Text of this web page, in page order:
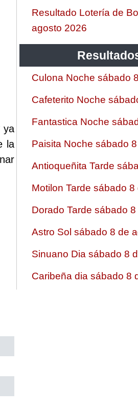
ya
la
Resultado Lotería de
agosto 2026
Culona Noche sábado
Cafeterito Noche
Fantastica Noche
Paisita Noche sábado
Antioqueñita Tarde
Motilon Tarde sábado
Dorado Tarde sábado
Astro Sol sábado 8 de
Sinuano Dia sábado 8
Caribeña dia sábado 8